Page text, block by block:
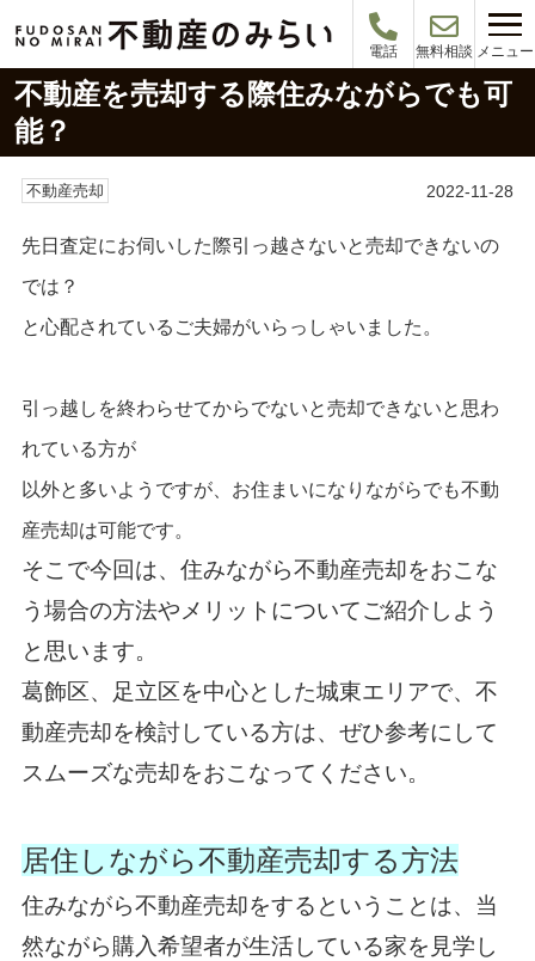
電話 無料相談 メニュー
不動産を売却する際住みながらでも可
能？
不動産売却 2022-11-28
先日査定にお伺いした際引っ越さないと売却できないの
では？
と心配されているご夫婦がいらっしゃいました。
引っ越しを終わらせてからでないと売却できないと思わ
れている方が
以外と多いようですが、お住まいになりながらでも不動
産売却は可能です。
そこで今回は、住みながら不動産売却をおこな
う場合の方法やメリットについてご紹介しよう
と思います。
葛飾区、足立区を中心とした城東エリアで、不
動産売却を検討している方は、ぜひ参考にして
スムーズな売却をおこなってください。
居住しながら不動産売却する方法
住みながら不動産売却をするということは、当
然ながら購入希望者が生活している家を見学し